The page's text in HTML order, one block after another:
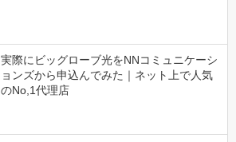
実際にビッグローブ光をNNコミュニケーシ
ョンズから申込んでみた｜ネット上で人気
のNo,1代理店